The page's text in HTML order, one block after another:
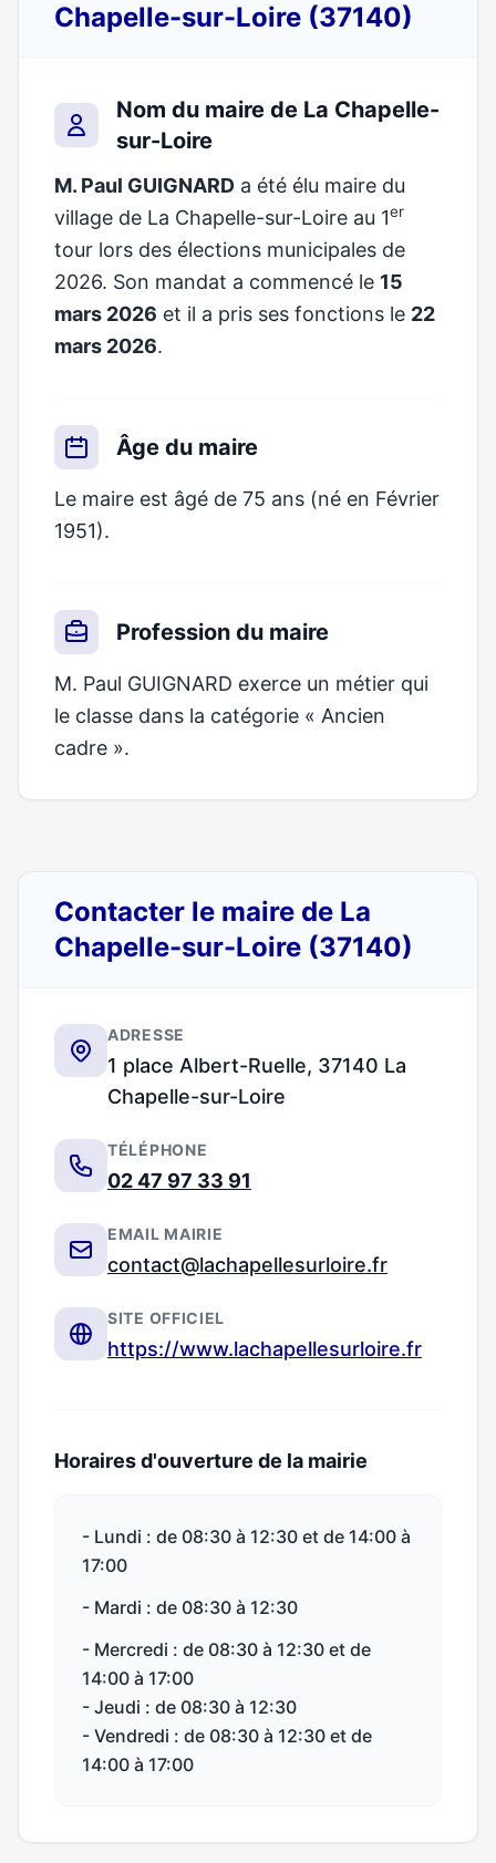
Chapelle-sur-Loire (37140)
Nom du maire de La Chapelle-
sur-Loire
M. Paul GUIGNARD a été élu maire du
village de La Chapelle-sur-Loire au 1er
tour lors des élections municipales de
2026. Son mandat a commencé le 15
mars 2026 et il a pris ses fonctions le 22
mars 2026.
Âge du maire
Le maire est âgé de 75 ans (né en Février
1951).
Profession du maire
M. Paul GUIGNARD exerce un métier qui
le classe dans la catégorie « Ancien
cadre ».
Contacter le maire de La
Chapelle-sur-Loire (37140)
ADRESSE
1 place Albert-Ruelle, 37140 La
Chapelle-sur-Loire
TÉLÉPHONE
02 47 97 33 91
EMAIL MAIRIE
contact@lachapellesurloire.fr
SITE OFFICIEL
https://www.lachapellesurloire.fr
Horaires d'ouverture de la mairie
- Lundi : de 08:30 à 12:30 et de 14:00 à
17:00
- Mardi : de 08:30 à 12:30
- Mercredi : de 08:30 à 12:30 et de
14:00 à 17:00
- Jeudi : de 08:30 à 12:30
- Vendredi : de 08:30 à 12:30 et de
14:00 à 17:00